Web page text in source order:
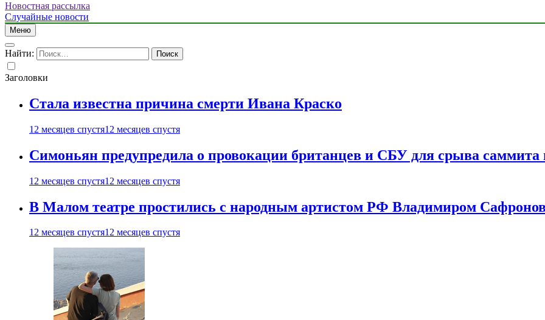
Новостная рассылка
Случайные новости
Меню
Найти:
Заголовки
Стала известна причина смерти Ивана Краско
12 месяцев спустя12 месяцев спустя
Симоньян предупредила о провокации британцев и СБУ для срыва саммита
12 месяцев спустя12 месяцев спустя
В Малом театре простились с народным артистом РФ Владимиром
12 месяцев спустя12 месяцев спустя